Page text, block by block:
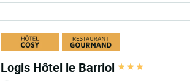
Logis Hôtel le Barriol